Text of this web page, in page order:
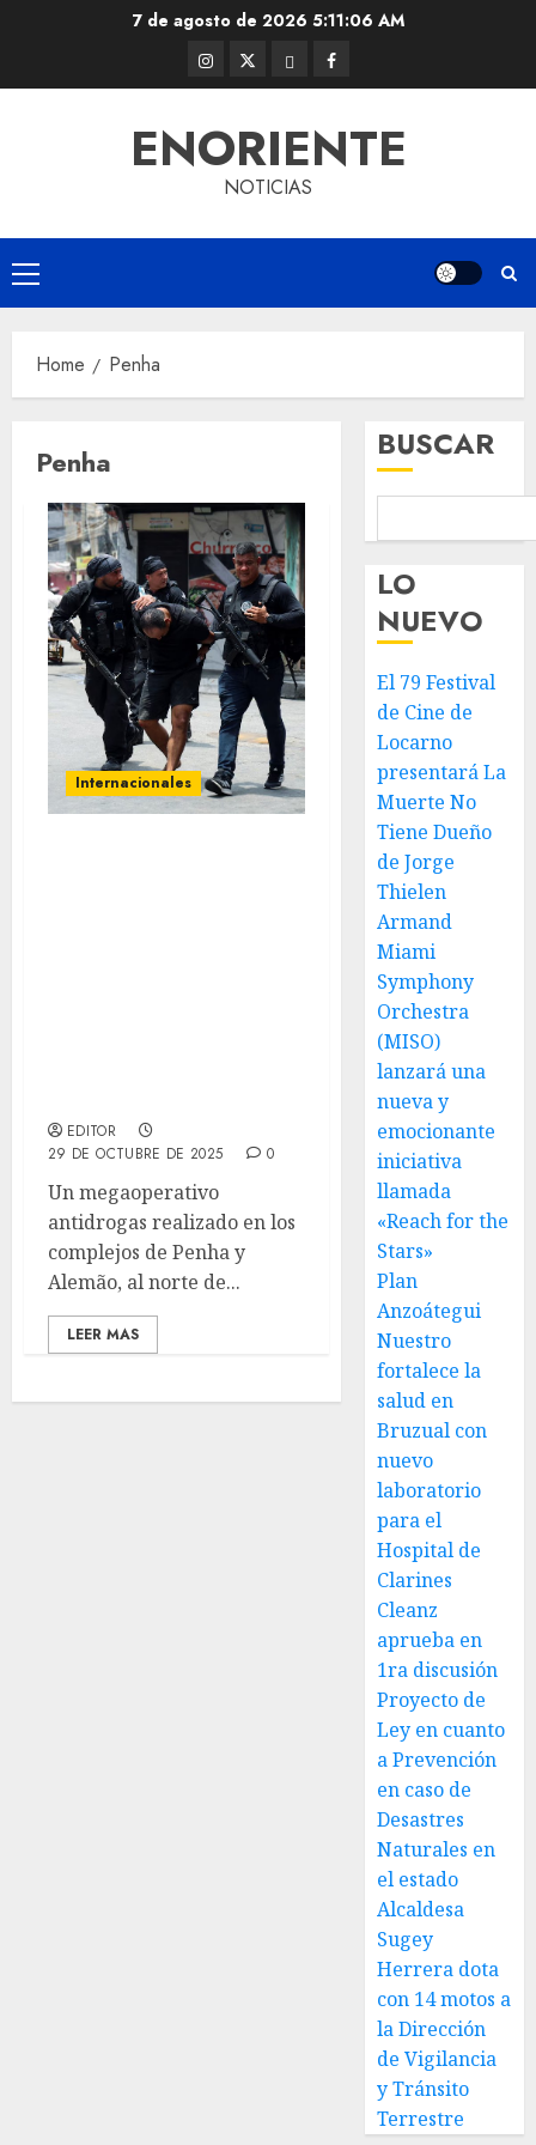
7 de agosto de 2026 5:11:06 AM
Instagram
@EnOriente
Twitter
(X)
ThreadsFacebook
ENORIENTE
NOTICIAS
Primary
Menu
Home Penha
Penha
Internacionales
EDITOR
29 DE OCTUBRE DE 2025
0
Un megaoperativo
antidrogas realizado en los
complejos de Penha y
Alemão, al norte de...
LEER MAS
BUSCAR
LO
NUEVO
El 79 Festival
de Cine de
Locarno
presentará La
Muerte No
Tiene Dueño
de Jorge
Thielen
Armand
Miami
Symphony
Orchestra
(MISO)
lanzará una
nueva y
emocionante
iniciativa
llamada
«Reach for the
Stars»
Plan
Anzoátegui
Nuestro
fortalece la
salud en
Bruzual con
nuevo
laboratorio
para el
Hospital de
Clarines
Cleanz
aprueba en
1ra discusión
Proyecto de
Ley en cuanto
a Prevención
en caso de
Desastres
Naturales en
el estado
Alcaldesa
Sugey
Herrera dota
con 14 motos a
la Dirección
de Vigilancia
y Tránsito
Terrestre